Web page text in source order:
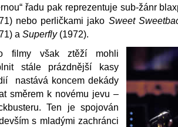
řadu pak reprezentuje sub-žánr
nebo perličkami jako Sweet
a Superfly(1972).
filmy však ztěží mohli
stále prázdnější kasy
nastává koncem dekády
směrem k novému jevu –
Ten je spojován
s mladými zachránci